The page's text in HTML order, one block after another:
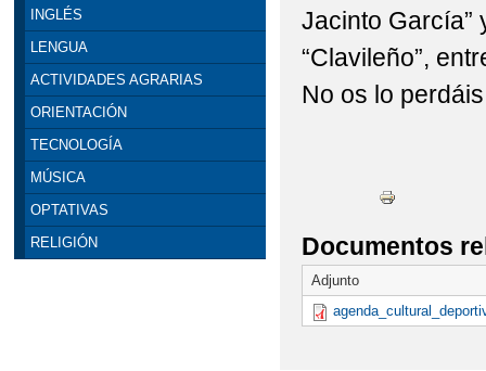
INGLÉS
LENGUA
ACTIVIDADES AGRARIAS
ORIENTACIÓN
TECNOLOGÍA
MÚSICA
OPTATIVAS
RELIGIÓN
Jacinto García”
“Clavileño”,
No os lo
Documentos
Adjunto